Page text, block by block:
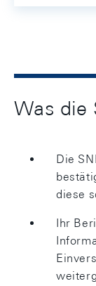
Was die
Die
diese
Ihr